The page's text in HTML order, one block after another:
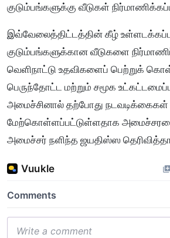
குடும்பங்களுக்கு வீடுகள்
இவ்வேலைத்திட்டத்தின் கீழ்
குடும்பங்களுக்கான வீடுகளை
வெளிநாட்டு உதவிகளைப் பெற்றுக்
பெருந்தோட்ட மற்றும் சமூக
அமைச்சினால் தற்போது நடவடிக்கைகள்
மேற்கொள்ளப்பட்டுள்ளதாக
அமைச்சர் நளிந்த ஜயதிஸ்ஸ